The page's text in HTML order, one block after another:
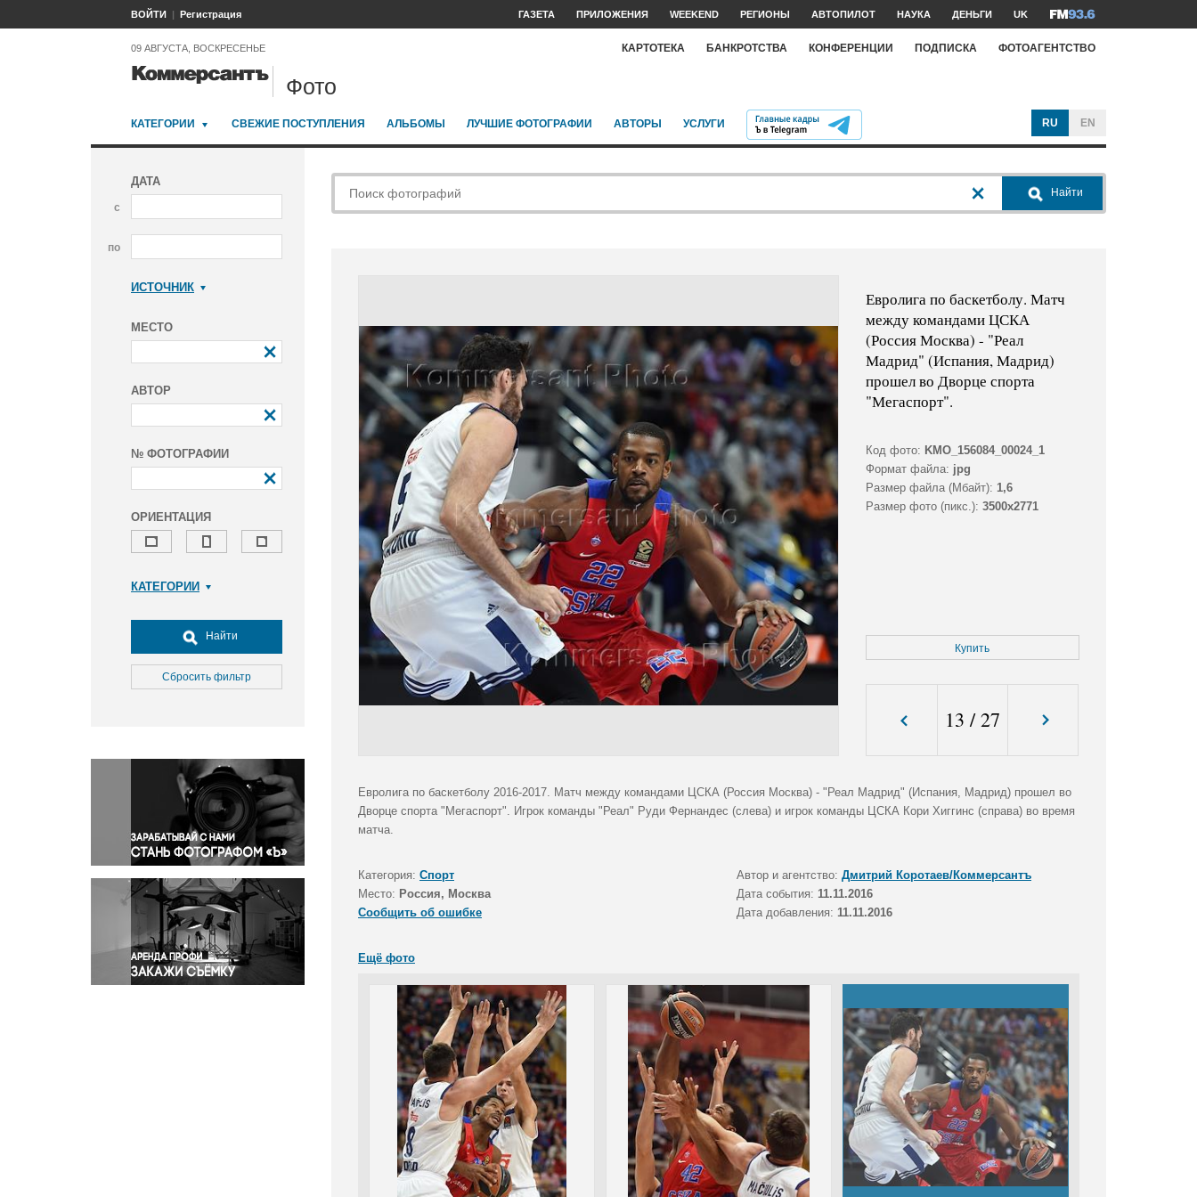
ВОЙТИ Регистрация ГАЗЕТА ПРИЛОЖЕНИЯ WEEKEND РЕГИОНЫ АВТОПИЛОТ НАУКА ДЕНЬГИ UK
09 АВГУСТА, ВОСКРЕСЕНЬЕ КАРТОТЕКА БАНКРОТСТВА КОНФЕРЕНЦИИ ПОДПИСКА ФОТОАГЕНТСТВО
Фото
КАТЕГОРИИ СВЕЖИЕ ПОСТУПЛЕНИЯ АЛЬБОМЫ ЛУЧШИЕ ФОТОГРАФИИ АВТОРЫ УСЛУГИ RU EN
ДАТА
с
по
ИСТОЧНИК
МЕСТО
АВТОР
№ ФОТОГРАФИИ
ОРИЕНТАЦИЯ
КАТЕГОРИИ
Досуг, туризм и отдых
Культура
Медицина
Окружающая среда
Политика
Правосудие
Происшествия и конфликты
Религия
Светская жизнь
Спорт
Экология
Экономика и бизнес
Найти
Сбросить фильтр
Найти
Евролига по баскетболу. Матч
между командами ЦСКА
(Россия Москва) - "Реал
Мадрид" (Испания, Мадрид)
прошел во Дворце спорта
"Мегаспорт".
Код фото: KMO_156084_00024_1
Формат файла: jpg
Размер файла (Мбайт): 1,6
Размер фото (пикс.): 3500x2771
Купить
13 /27
Евролига по баскетболу 2016-2017. Матч между командами ЦСКА (Россия Москва) - "Реал Мадрид" (Испания, Мадрид) прошел во
Дворце спорта "Мегаспорт". Игрок команды "Реал" Руди Фернандес (слева) и игрок команды ЦСКА Кори Хиггинс (справа) во время
матча.
Категория: Спорт Автор и агентство: Дмитрий Коротаев/Коммерсантъ
Место: Россия, Москва Дата события: 11.11.2016
Сообщить об ошибке
Дата добавления: 11.11.2016
Ещё фото